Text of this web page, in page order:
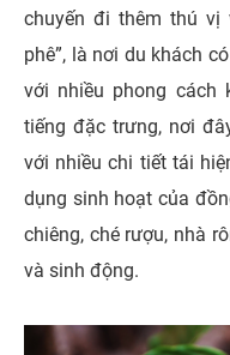
chuyến đi thêm thú vị
phê”, là nơi du khách
với nhiều phong cách
tiếng đặc trưng, nơi
với nhiều chi tiết tái
dụng sinh hoạt của
chiêng, ché rượu, nhà
và sinh động.